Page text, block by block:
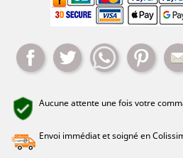
Partager Tweet Whatsapp
Aucune attente une fois votre
Envoi immédiat et soigné en